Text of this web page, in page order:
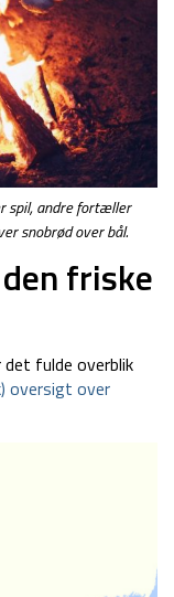
spil, andre fortæller
snobrød over bål.
friske
fulde overblik
oversigt over